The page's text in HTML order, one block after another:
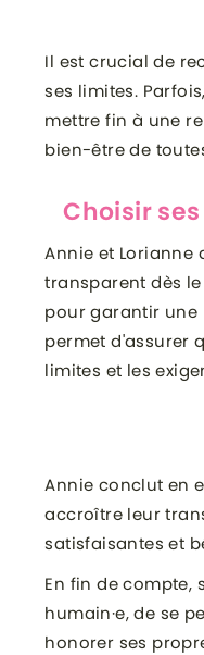
Il est crucial de
ses limites.
mettre fin à une
bien-être de
Choisir
Annie et Lorianne
transparent dès le
pour garantir une
permet d'assurer
limites et les
Annie conclut en
accroître leur
satisfaisantes et
En fin de compte,
humain·e, de se
honorer ses